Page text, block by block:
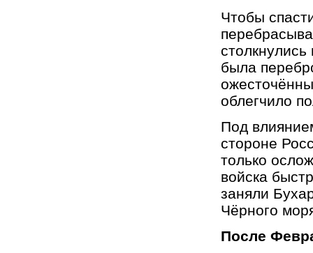
Чтобы
была
облегчило
Под
стороне
только
войска
заняли
Чёрного
После